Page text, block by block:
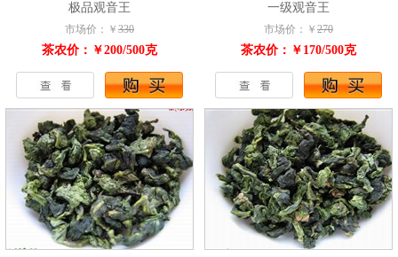
极品观音王
市场价：￥ 330
茶农价：￥200/500克
一级观音王
市场价：￥ 270
茶农价：￥170/500克